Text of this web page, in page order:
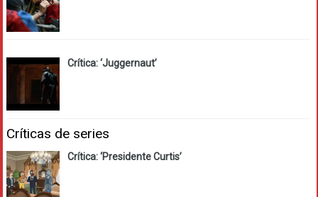
Crítica: ‘Juggernaut’
Críticas de series
Crítica: ‘Presidente Curtis’